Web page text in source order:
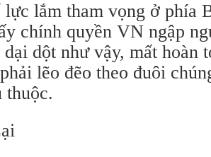
lực lắm tham vọng ở phía
chính quyền VN ngập
dại dột như vậy, mất hoàn
lẽo đẽo theo đuôi
thuộc.